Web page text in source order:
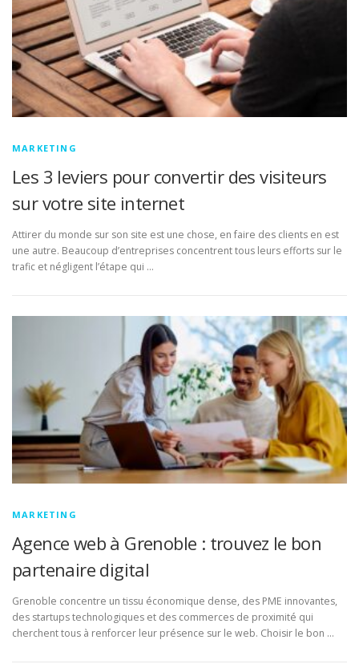
MARKETING
Les 3 leviers pour convertir des visiteurs
sur votre site internet
Attirer du monde sur son site est une chose, en faire des clients en est
une autre. Beaucoup d’entreprises concentrent tous leurs efforts sur le
trafic et négligent l’étape qui …
MARKETING
Agence web à Grenoble : trouvez le bon
partenaire digital
Grenoble concentre un tissu économique dense, des PME innovantes,
des startups technologiques et des commerces de proximité qui
cherchent tous à renforcer leur présence sur le web. Choisir le bon …